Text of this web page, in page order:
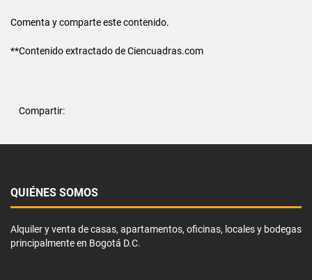
Comenta y comparte este contenido.
**Contenido extractado de Ciencuadras.com
Compartir:
QUIÉNES SOMOS
Alquiler y venta de casas, apartamentos, oficinas, locales y bodegas
principalmente en Bogotá D.C.